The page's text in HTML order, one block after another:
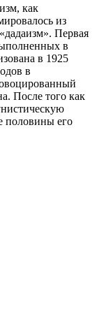
как
из
Первая
в
в 1925
в
После того как
половины его